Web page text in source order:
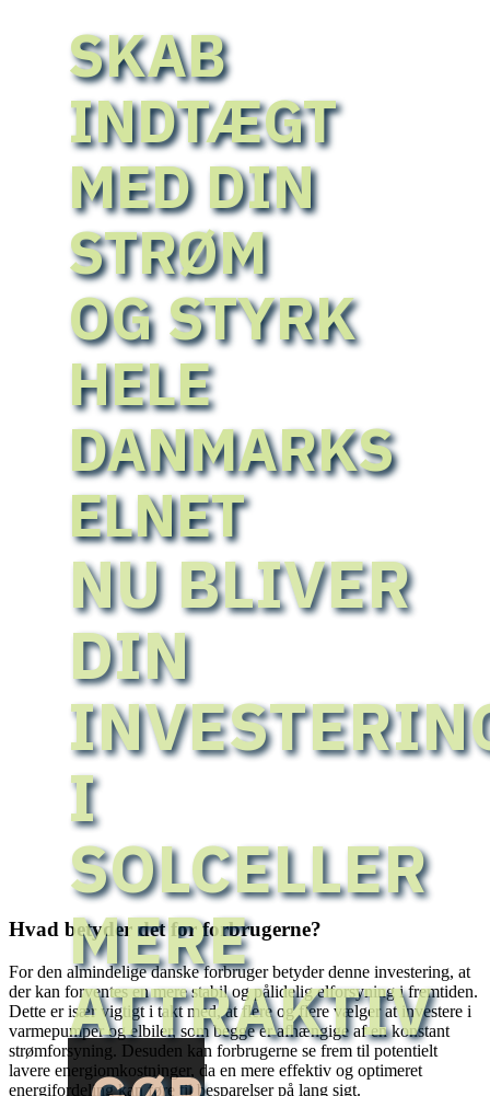
SKAB
INDTÆGT
MED DIN
STRØM
OG STYRK
HELE
DANMARKS
ELNET
NU BLIVER
DIN
I
SOLCELLER
MERE
ATTRAKTIV
Hvad betyder det for forbrugerne?
For den almindelige danske forbruger betyder denne investering, at
der kan forventes en mere stabil og pålidelig elforsyning i fremtiden.
Dette er især vigtigt i takt med, at flere og flere vælger at investere i
varmepumper og elbiler, som begge er afhængige af en konstant
strømforsyning. Desuden kan forbrugerne se frem til potentielt
lavere energiomkostninger, da en mere effektiv og optimeret
energifordeling kan føre til besparelser på lang sigt.